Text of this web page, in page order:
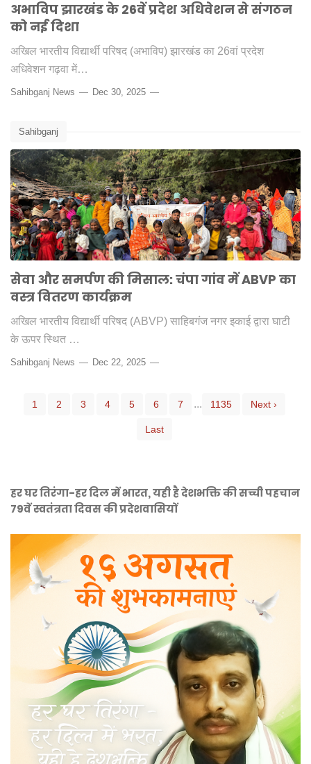
अभाविप झारखंड के 26वें प्रदेश अधिवेशन से संगठन
को नई दिशा
अखिल भारतीय विद्यार्थी परिषद (अभाविप) झारखंड का 26वां प्रदेश
अधिवेशन गढ़वा में…
Sahibganj News Dec 30, 2025
Sahibganj
सेवा और समर्पण की मिसाल: चंपा गांव में ABVP का
वस्त्र वितरण कार्यक्रम
अखिल भारतीय विद्यार्थी परिषद (ABVP) साहिबगंज नगर इकाई द्वारा घाटी
के ऊपर स्थित …
Sahibganj News Dec 22, 2025
1 2 3 4 5 6 7 ... 1135 Next ›
Last
हर घर तिरंगा-हर दिल में भारत, यही है देशभक्ति की सच्ची पहचान
79वें स्वतंत्रता दिवस की प्रदेशवासियों